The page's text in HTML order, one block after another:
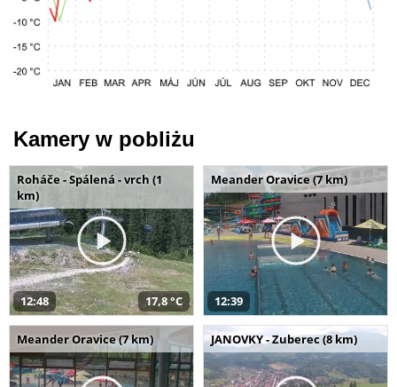
Kamery w pobliżu
Roháče - Spálená - vrch (1
km)
12:48 17,8 °C
Meander Oravice (7 km)
12:39
Meander Oravice (7 km) JANOVKY - Zuberec (8 km)